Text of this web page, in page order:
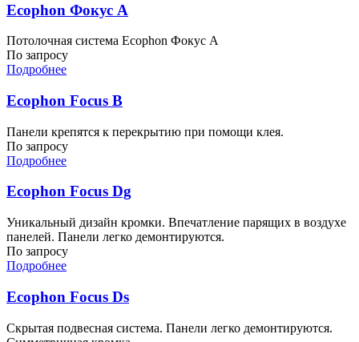
Ecophon Фокус A
Потолочная система Ecophon Фокус A
По запросу
Подробнее
Ecophon Focus B
Панели крепятся к перекрытию при помощи клея.
По запросу
Подробнее
Ecophon Focus Dg
Уникальный дизайн кромки. Впечатление парящих в воздухе
панелей. Панели легко демонтируются.
По запросу
Подробнее
Ecophon Focus Ds
Скрытая подвесная система. Панели легко демонтируются.